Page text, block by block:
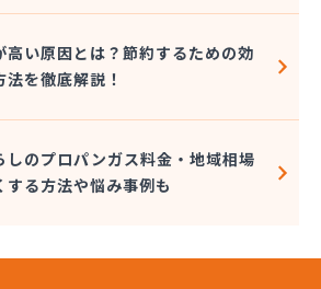
浜営業所
南営業所
ェッセル 横浜南店
ェッセル 相模原店
ェッセル 津久井店
ェッセル 平塚店
高い原因とは？節約するための効
法を徹底解説！
しのプロパンガス料金・地域相場
する方法や悩み事例も